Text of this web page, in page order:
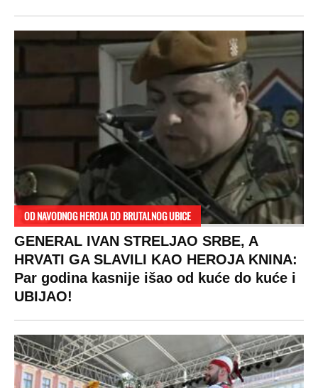
OD NAVODNOG HEROJA DO BRUTALNOG UBICE
GENERAL IVAN STRELJAO SRBE, A
HRVATI GA SLAVILI KAO HEROJA KNINA:
Par godina kasnije išao od kuće do kuće i
UBIJAO!